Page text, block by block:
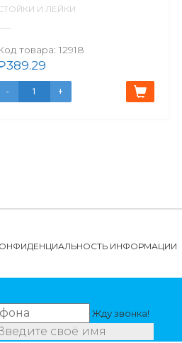
И ЛЕЙКИ
товара: 12918
389.29
ИНФОРМАЦИИ
Жду звонка!